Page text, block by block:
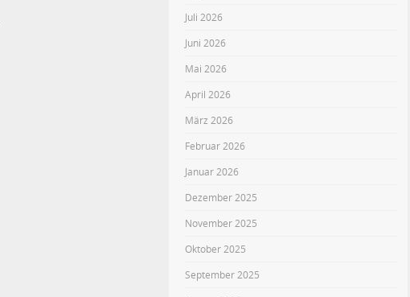
Juli 2026
Juni 2026
Mai 2026
April 2026
März 2026
Februar 2026
Januar 2026
Dezember 2025
November 2025
Oktober 2025
September 2025